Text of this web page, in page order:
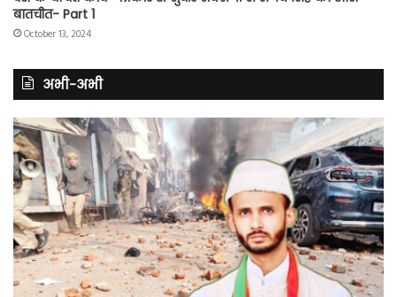
बातचीत- Part 1
October 13, 2024
अभी-अभी